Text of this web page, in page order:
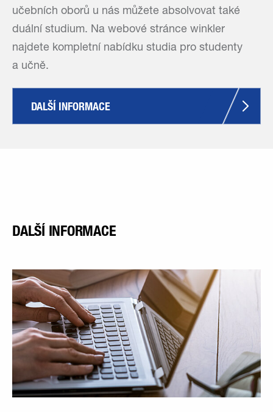
učebních oborů u nás můžete absolvovat také
duální studium. Na webové stránce winkler
najdete kompletní nabídku studia pro studenty
a učně.
DALŠÍ INFORMACE
DALŠÍ INFORMACE